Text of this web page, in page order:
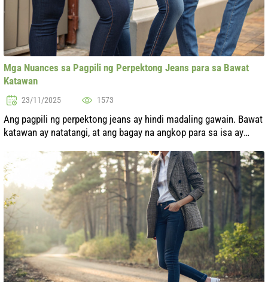
Mga Nuances sa Pagpili ng Perpektong Jeans para sa Bawat
Katawan
23/11/2025 1573
Ang pagpili ng perpektong jeans ay hindi madaling gawain. Bawat
katawan ay natatangi, at ang bagay na angkop para sa isa ay
natin ang ...